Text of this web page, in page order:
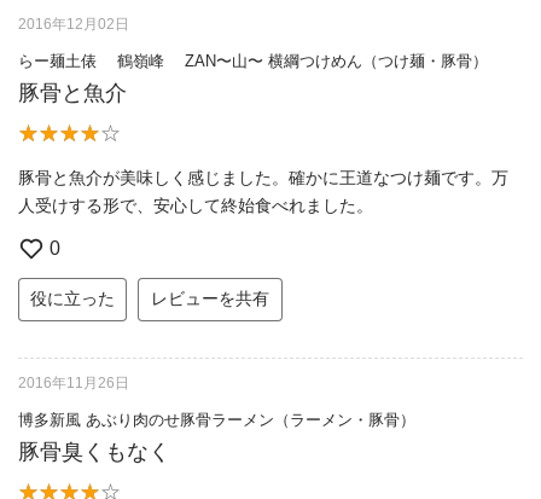
2016年12月02日
らー麺土俵 鶴嶺峰 ZAN〜山〜 横綱つけめん（つけ麺・豚骨）
豚骨と魚介
豚骨と魚介が美味しく感じました。確かに王道なつけ麺です。万
人受けする形で、安心して終始食べれました。
0
役に立った レビューを共有
2016年11月26日
博多新風 あぶり肉のせ豚骨ラーメン（ラーメン・豚骨）
豚骨臭くもなく